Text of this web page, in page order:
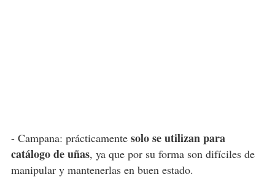
- Campana: prácticamente solo se utilizan para
catálogo de uñas, ya que por su forma son difíciles de
manipular y mantenerlas en buen estado.